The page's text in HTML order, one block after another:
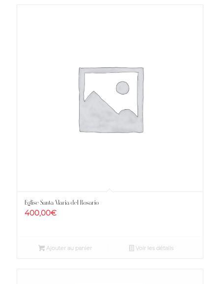
Eglise Santa Maria del Rosario
400,00€
Ajouter au panier Voir les détails